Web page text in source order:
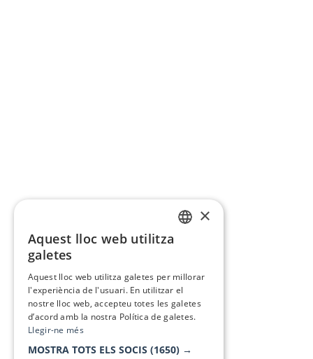
×
Aquest lloc web utilitza
galetes
Aquest lloc web utilitza galetes per millorar
l'experiència de l'usuari. En utilitzar el
nostre lloc web, accepteu totes les galetes
d’acord amb la nostra Política de galetes.
Llegir-ne més
MOSTRA TOTS ELS SOCIS (1650) →